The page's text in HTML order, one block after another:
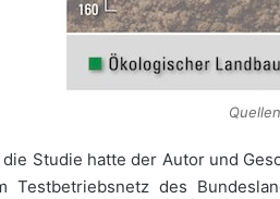
die Studie hatte der Autor und
Testbetriebsnetz des